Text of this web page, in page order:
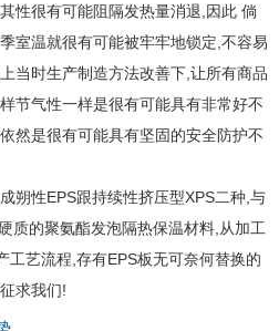
性很有可能阻隔发热量消退,因此 倘
室温就很有可能被牢牢地锁定,不容易
当时生产制造方法改善下,让所有商品
节气性一样是很有可能具有非常好不
然是很有可能具有坚固的安全防护不
朔性EPS跟持续性挤压型XPS二种,与
质的聚氨酯发泡隔热保温材料,从加工
工艺流程,存有EPS板无可奈何替换的
求我们!